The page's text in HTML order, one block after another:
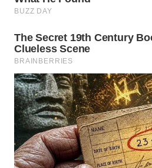
ADVOKAT
WAHANA
INFRASTRUKTUR
WAHANA
KONSUMEN
WAHANA
LISTRIK